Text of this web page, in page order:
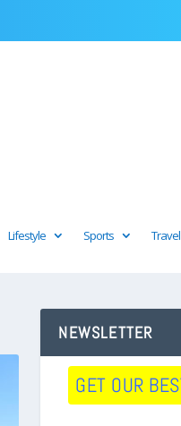
Lifestyle Sports Travel
NEWSLETTER
GET OUR